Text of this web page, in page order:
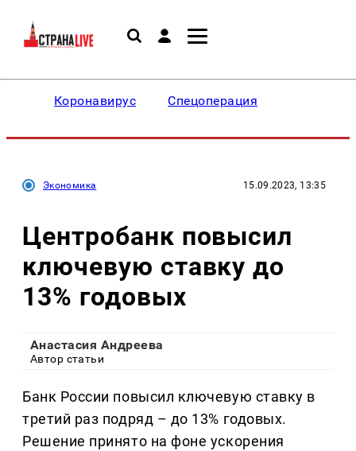
Коронавирус Спецоперация
Экономика 15.09.2023, 13:35
Центробанк повысил
ключевую ставку до
13% годовых
Анастасия Андреева
Автор статьи
Банк России повысил ключевую ставку в
третий раз подряд – до 13% годовых.
Решение принято на фоне ускорения